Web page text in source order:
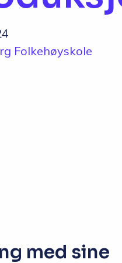
Folkehøyskole
med sine